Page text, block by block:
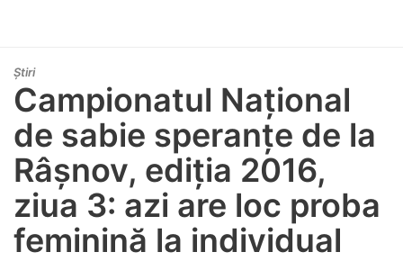
Știri
Campionatul Național
de sabie speranțe de la
Râșnov, ediția 2016,
ziua 3: azi are loc proba
feminină la individual